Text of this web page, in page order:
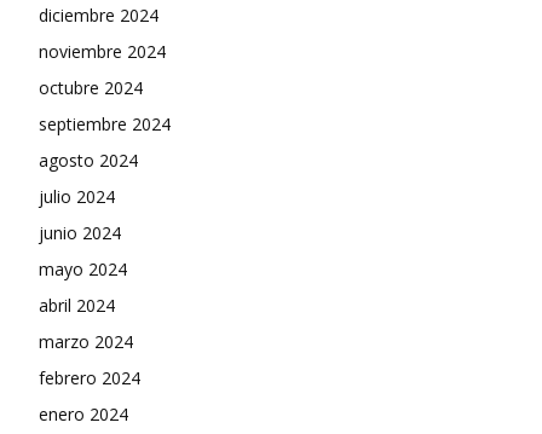
diciembre 2024
noviembre 2024
octubre 2024
septiembre 2024
agosto 2024
julio 2024
junio 2024
mayo 2024
abril 2024
marzo 2024
febrero 2024
enero 2024